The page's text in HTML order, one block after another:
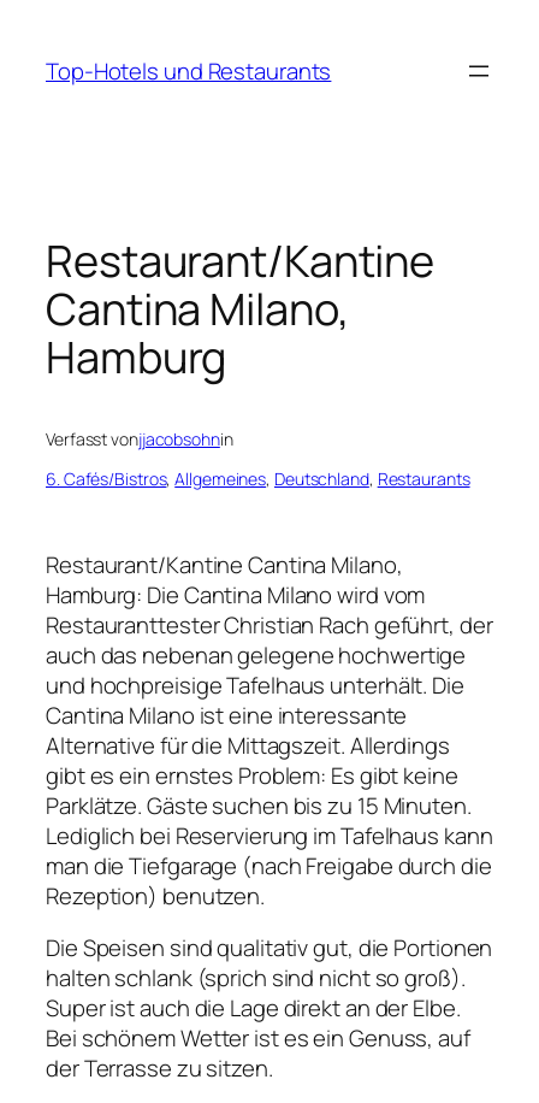
springen
Top-Hotels und Restaurants
Restaurant/Kantine
Cantina Milano,
Hamburg
Verfasst vonjjacobsohnin
6. Cafés/Bistros, Allgemeines, Deutschland, Restaurants
Restaurant/Kantine Cantina Milano,
Hamburg: Die Cantina Milano wird vom
Restauranttester Christian Rach geführt, der
auch das nebenan gelegene hochwertige
und hochpreisige Tafelhaus unterhält. Die
Cantina Milano ist eine interessante
Alternative für die Mittagszeit. Allerdings
gibt es ein ernstes Problem: Es gibt keine
Parklätze. Gäste suchen bis zu 15 Minuten.
Lediglich bei Reservierung im Tafelhaus kann
man die Tiefgarage (nach Freigabe durch die
Rezeption) benutzen.
Die Speisen sind qualitativ gut, die Portionen
halten schlank (sprich sind nicht so groß).
Super ist auch die Lage direkt an der Elbe.
Bei schönem Wetter ist es ein Genuss, auf
der Terrasse zu sitzen.